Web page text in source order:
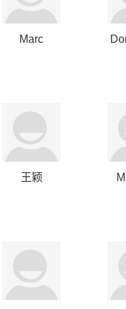
Marc
王颖